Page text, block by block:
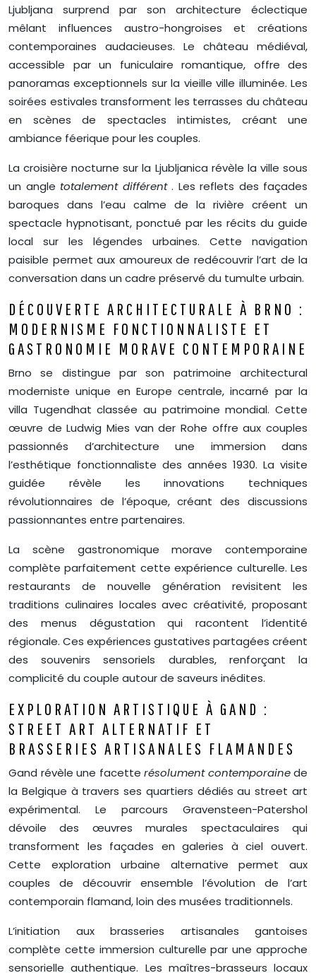
Ljubljana surprend par son architecture éclectique
mêlant influences austro-hongroises et créations
contemporaines audacieuses. Le château médiéval,
accessible par un funiculaire romantique, offre des
panoramas exceptionnels sur la vieille ville illuminée. Les
soirées estivales transforment les terrasses du château
en scènes de spectacles intimistes, créant une
ambiance féerique pour les couples.
La croisière nocturne sur la Ljubljanica révèle la ville sous
un angle totalement différent . Les reflets des façades
baroques dans l’eau calme de la rivière créent un
spectacle hypnotisant, ponctué par les récits du guide
local sur les légendes urbaines. Cette navigation
paisible permet aux amoureux de redécouvrir l’art de la
conversation dans un cadre préservé du tumulte urbain.
DÉCOUVERTE ARCHITECTURALE À BRNO :
MODERNISME FONCTIONNALISTE ET
GASTRONOMIE MORAVE CONTEMPORAINE
Brno se distingue par son patrimoine architectural
moderniste unique en Europe centrale, incarné par la
villa Tugendhat classée au patrimoine mondial. Cette
œuvre de Ludwig Mies van der Rohe offre aux couples
passionnés d’architecture une immersion dans
l’esthétique fonctionnaliste des années 1930. La visite
guidée révèle les innovations techniques
révolutionnaires de l’époque, créant des discussions
passionnantes entre partenaires.
La scène gastronomique morave contemporaine
complète parfaitement cette expérience culturelle. Les
restaurants de nouvelle génération revisitent les
traditions culinaires locales avec créativité, proposant
des menus dégustation qui racontent l’identité
régionale. Ces expériences gustatives partagées créent
des souvenirs sensoriels durables, renforçant la
complicité du couple autour de saveurs inédites.
EXPLORATION ARTISTIQUE À GAND :
STREET ART ALTERNATIF ET
BRASSERIES ARTISANALES FLAMANDES
Gand révèle une facette résolument contemporainede
la Belgique à travers ses quartiers dédiés au street art
expérimental. Le parcours Gravensteen-Patershol
dévoile des œuvres murales spectaculaires qui
transforment les façades en galeries à ciel ouvert.
Cette exploration urbaine alternative permet aux
couples de découvrir ensemble l’évolution de l’art
contemporain flamand, loin des musées traditionnels.
L’initiation aux brasseries artisanales gantoises
complète cette immersion culturelle par une approche
sensorielle authentique. Les maîtres-brasseurs locaux